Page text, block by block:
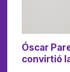
Óscar
convirtió